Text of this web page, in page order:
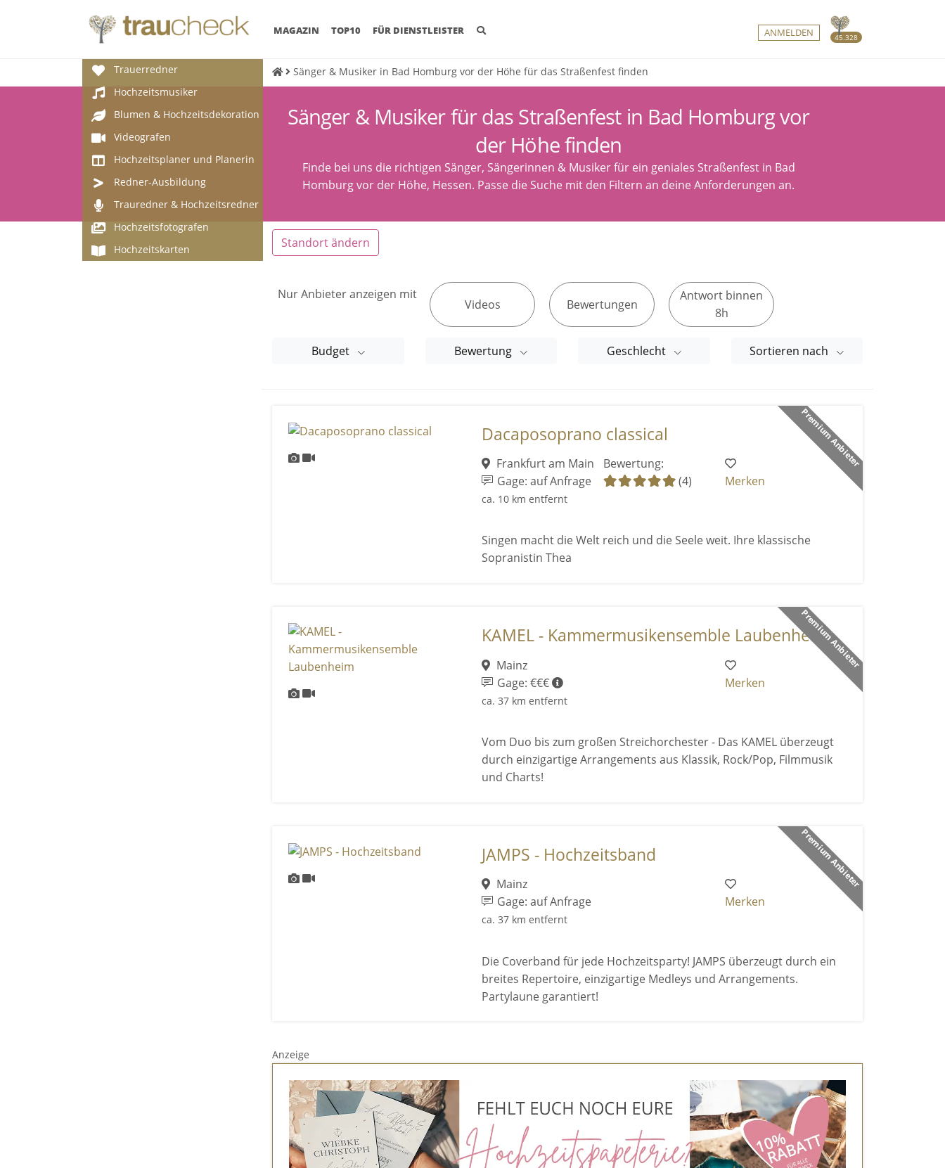
45.328
MAGAZIN (CURRENT)
TOP10 FÜR DIENSTLEISTER ANMELDEN
Trauerredner
Hochzeitsmusiker
Blumen & Hochzeitsdekoration
Videografen
Hochzeitsplaner und Planerin
Redner-Ausbildung
Trauredner & Hochzeitsredner
Hochzeitsfotografen
Hochzeitskarten
Sänger & Musiker in Bad Homburg vor der Höhe für das Straßenfest finden
Sänger & Musiker für das Straßenfest in Bad Homburg vor
der Höhe finden
Finde bei uns die richtigen Sänger, Sängerinnen & Musiker für ein geniales Straßenfest in Bad
Homburg vor der Höhe, Hessen. Passe die Suche mit den Filtern an deine Anforderungen an.
Standort ändern
Nur Anbieter anzeigen mit
Videos Bewertungen
Antwort binnen
8h
Budget Bewertung Geschlecht Sortieren nach
Premium Anbieter
Dacaposoprano classical
Frankfurt am Main
Gage: auf Anfrage
ca. 10 km entfernt
Bewertung:
(4)
Merken
Singen macht die Welt reich und die Seele weit. Ihre klassische
Sopranistin Thea
Premium Anbieter
KAMEL - Kammermusikensemble Laubenhei ...
Mainz
Gage: €€€
ca. 37 km entfernt
Merken
Vom Duo bis zum großen Streichorchester - Das KAMEL überzeugt
durch einzigartige Arrangements aus Klassik, Rock/Pop, Filmmusik
und Charts!
Premium Anbieter
JAMPS - Hochzeitsband
Mainz
Gage: auf Anfrage
ca. 37 km entfernt
Merken
Die Coverband für jede Hochzeitsparty! JAMPS überzeugt durch ein
breites Repertoire, einzigartige Medleys und Arrangements.
Partylaune garantiert!
Anzeige